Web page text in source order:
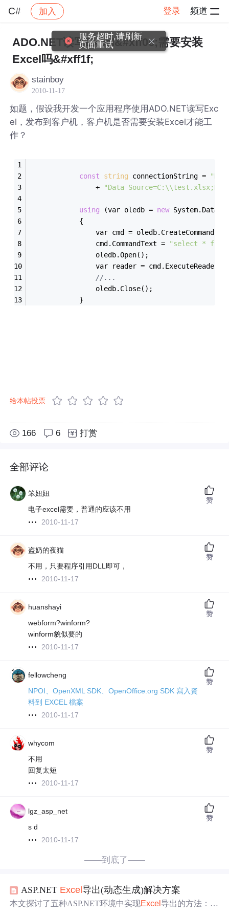
C# 加入 登录 频道
社区 C# 帖子详情
ADO.NET读写Excel&#xff0c;需要安装
Excel吗&#xff1f;
stainboy
2010-11-17
如题，假设我开发一个应用程序使用ADO.NET读写Exc
el，发布到客户机，客户机是否需要安装Excel才能工
作？
const string connectionString =
                +
"Data
using (var oledb = new
            {
                var cmd = oledb.CreateCommand();
                cmd.CommandText =
"select * from
                oledb.Open();
var reader =
//...
                oledb.Close();
            }
给本帖投票
166 6 打赏
全部评论
笨妞妞
电子excel需要，普通的应该不用
2010-11-17
赞
盗奶的夜猫
不用，只要程序引用DLL即可，
2010-11-17
赞
huanshayi
webform?winform?
winform貌似要的
2010-11-17
赞
fellowcheng
NPOI、OpenXML SDK、OpenOffice.org SDK 寫入資
料到 EXCEL 檔案
2010-11-17
赞
whycom
不用
回复太短
2010-11-17
赞
lgz_asp_net
s d
2010-11-17
赞
——到底了——
ASP.NET Excel导出(动态生成)解决方案
本文探讨了五种ASP.NET环境中实现Excel 导出的方法：使
服务超时,请刷新
页面重试